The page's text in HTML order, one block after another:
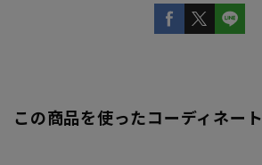
この商品を使ったコーディネート